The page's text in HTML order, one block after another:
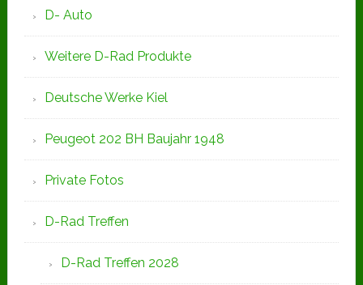
D- Auto
Weitere D-Rad Produkte
Deutsche Werke Kiel
Peugeot 202 BH Baujahr 1948
Private Fotos
D-Rad Treffen
D-Rad Treffen 2028